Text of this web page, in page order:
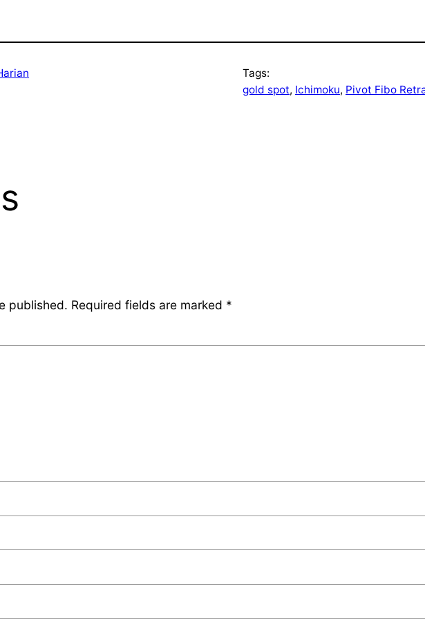
Tags:
gold spot, Ichimoku, Pivot Fibo
published. Required fields are marked *